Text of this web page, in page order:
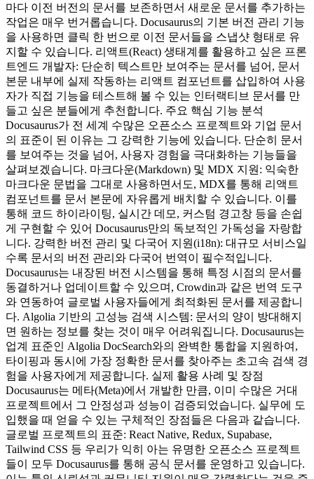
마다 이전 버전의 문서를 보존하면서 새로운 문서를 추가하는
작업은 매우 번거롭습니다. Docusaurus의 기본 버전 관리 기능
을 사용하면 클릭 한 번으로 이전 문서들을 스냅샷 형태로 유
지할 수 있습니다. 리액트(React) 생태계를 활용하고 싶은 프론
트엔드 개발자: 단순히 텍스트만 보여주는 문서를 넘어, 문서
본문 내부에 실제 작동하는 리액트 컴포넌트를 삽입하여 사용
자가 직접 기능을 테스트해 볼 수 있는 인터랙티브 문서를 만
들고 싶은 분들에게 추천합니다. 주요 핵심 기능 분석
Docusaurus가 전 세계 수많은 오픈소스 프로젝트와 기업 문서
의 표준이 된 이유는 그 강력한 기능에 있습니다. 단순히 문서
를 보여주는 것을 넘어, 사용자 경험을 극대화하는 기능들을
살펴보겠습니다. 마크다운(Markdown) 및 MDX 지원: 익숙한
마크다운 문법을 그대로 사용하면서도, MDX를 통해 리액트
컴포넌트를 문서 본문에 자유롭게 배치할 수 있습니다. 이를
통해 코드 하이라이팅, 실시간 데모, 커스텀 경고창 등을 손쉽
게 구현할 수 있어 Docusaurus만의 독보적인 가독성을 자랑합
니다. 강력한 버전 관리 및 다국어 지원(i18n): 대규모 서비스일
수록 문서의 버전 관리와 다국어 번역이 필수적입니다.
Docusaurus는 내장된 버전 시스템을 통해 특정 시점의 문서를
동결하거나 업데이트할 수 있으며, Crowdin과 같은 번역 도구
와 연동하여 글로벌 사용자들에게 최적화된 문서를 제공합니
다. Algolia 기반의 고성능 검색 시스템: 문서의 양이 방대해지
면 원하는 정보를 찾는 것이 매우 어려워집니다. Docusaurus는
업계 표준인 Algolia DocSearch와의 완벽한 통합을 지원하여,
타이핑과 동시에 가장 정확한 문서를 찾아주는 초고속 검색 경
험을 사용자에게 제공합니다. 실제 활용 사례 및 장점
Docusaurus는 메타(Meta)에서 개발한 만큼, 이미 수많은 거대
프로젝트에서 그 안정성과 성능이 검증되었습니다. 실무에 도
입했을 때 얻을 수 있는 구체적인 장점들은 다음과 같습니다.
글로벌 프로젝트의 표준: React Native, Redux, Supabase,
Tailwind CSS 등 우리가 익히 아는 유명한 오픈소스 프로젝트
들이 모두 Docusaurus를 통해 공식 문서를 운영하고 있습니다.